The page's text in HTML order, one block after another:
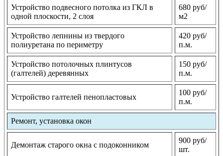
Устройство подвесного потолка из ГКЛ в
одной плоскости, 2 слоя
680 руб/
м2
Устройство лепнины из твердого
полиуретана по периметру
420 руб/
п.м.
Устройство потолочных плинтусов
(галтелей) деревянных
150 руб/
п.м.
Устройство галтелей пенопластовых
100 руб/
п.м.
Ремонт, установка окон
Демонтаж старого окна с подоконником
900 руб/
шт.